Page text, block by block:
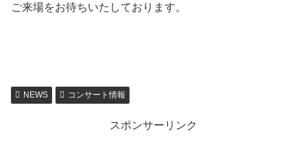
ご来場をお待ちいたしております。
NEWS コンサート情報
スポンサーリンク